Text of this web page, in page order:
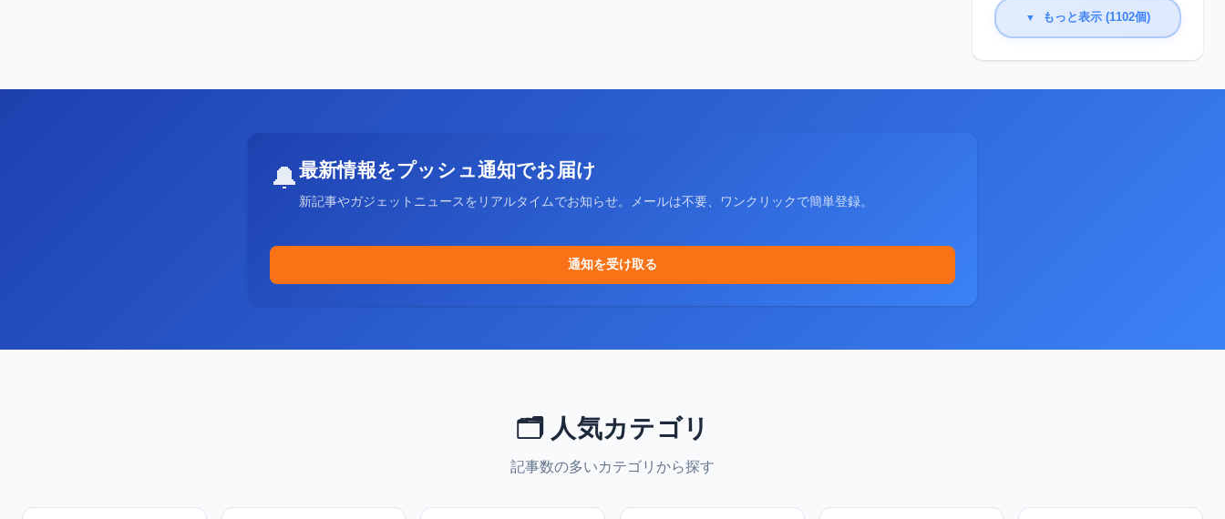
▼ もっと表示 (1102個)
🔔最新情報をプッシュ通知でお届け
新記事やガジェットニュースをリアルタイムでお知らせ。メールは不要、ワンクリックで簡単登録。
通知を受け取る
🗂️ 人気カテゴリ
記事数の多いカテゴリから探す